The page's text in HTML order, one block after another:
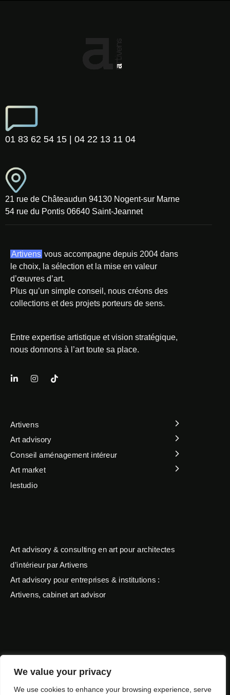
We value your privacy
We use cookies to enhance your browsing experience, serve
01 83 62 54 15 | 04 22 13 11 04
21 rue de Châteaudun 94130 Nogent-sur Marne
54 rue du Pontis 06640 Saint-Jeannet
Artivens vous accompagne depuis 2004 dans
le choix, la sélection et la mise en valeur
d’œuvres d’art.
Plus qu’un simple conseil, nous créons des
collections et des projets porteurs de sens.
Entre expertise artistique et vision stratégique,
nous donnons à l’art toute sa place.
Artivens
Art advisory
Conseil aménagement intéreur
Art market
lestudio
Art advisory & consulting en art pour architectes
d’intérieur par Artivens
Art advisory pour entreprises & institutions :
Artivens, cabinet art advisor
Art market